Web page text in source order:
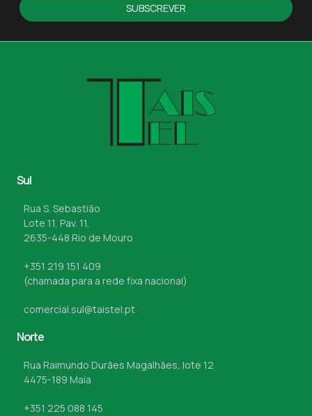
SUBSCREVER
Sul
Rua S. Sebastião
Lote 11, Pav. 11,
2635-448 Rio de Mouro
+351 219 151 409
(chamada para a rede fixa nacional)
comercial.sul@taistel.pt
Norte
Rua Raimundo Durães Magalhães, lote 12
4475-189 Maia
+351 225 088 145